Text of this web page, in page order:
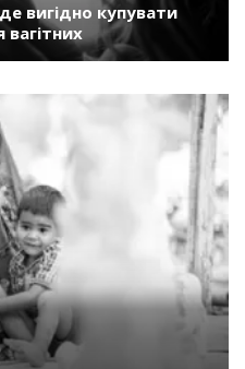
вигідно купувати